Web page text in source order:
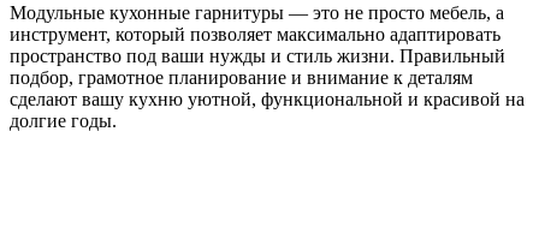
Модульные кухонные гарнитуры — это не просто мебель, а
инструмент, который позволяет максимально адаптировать
пространство под ваши нужды и стиль жизни. Правильный
подбор, грамотное планирование и внимание к деталям
сделают вашу кухню уютной, функциональной и красивой на
долгие годы.